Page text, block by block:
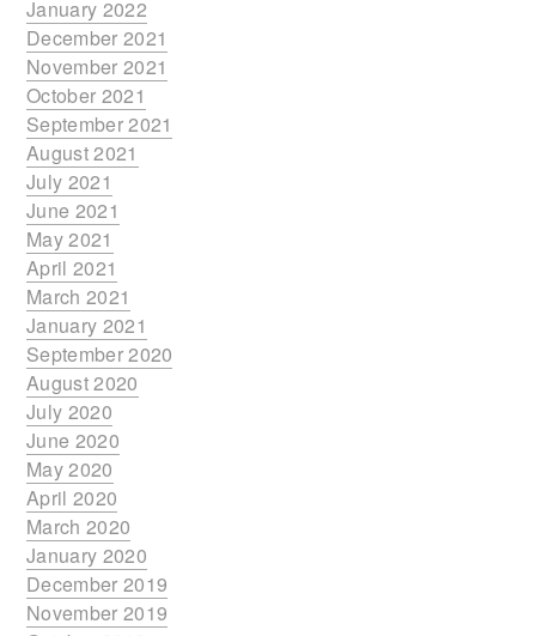
January 2022
December 2021
November 2021
October 2021
September 2021
August 2021
July 2021
June 2021
May 2021
April 2021
March 2021
January 2021
September 2020
August 2020
July 2020
June 2020
May 2020
April 2020
March 2020
January 2020
December 2019
November 2019